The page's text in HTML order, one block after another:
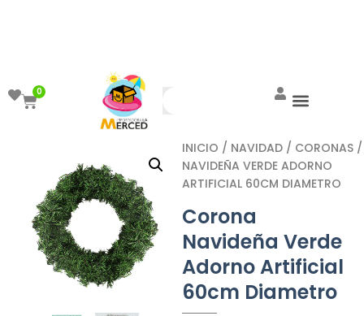
0
INICIO / NAVIDAD / CORONAS /
NAVIDEÑA VERDE ADORNO
ARTIFICIAL 60CM DIAMETRO
Corona
Navideña Verde
Adorno Artificial
60cm Diametro